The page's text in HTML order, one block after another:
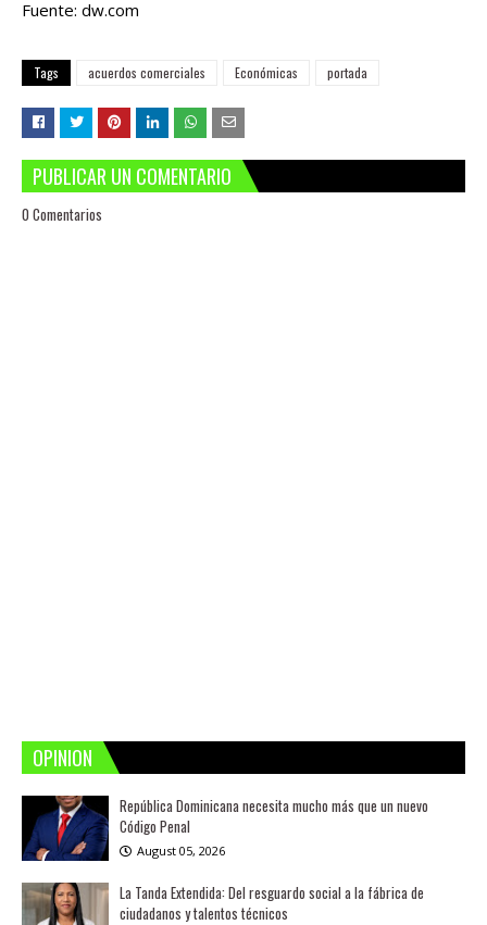
Fuente: dw.com
Tags acuerdos comerciales Económicas portada
PUBLICAR UN COMENTARIO
0 Comentarios
OPINION
República Dominicana necesita mucho más que un nuevo
Código Penal
August 05, 2026
La Tanda Extendida: Del resguardo social a la fábrica de
ciudadanos y talentos técnicos